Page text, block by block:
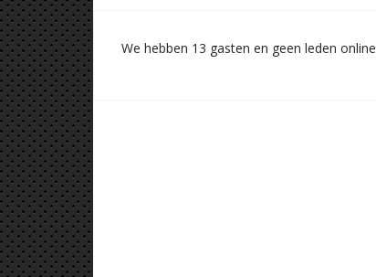
We hebben 13 gasten en geen leden online